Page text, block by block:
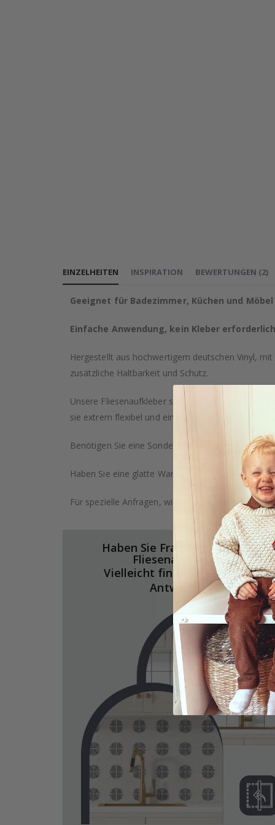
EINZELHEITEN
Geeignet für Badezimmer, Küchen und Möbel
Einfache Anwendung, kein Kleber erforderlich
Hergestellt aus hochwertigem deutschen Vinyl,
zusätzliche Haltbarkeit und Schutz.
Unsere Fliesenaufkleber sind nicht nur
sie extrem flexibel und einfach anzubringen.
Benötigen Sie eine Sondergröße? Klicken Sie auf
Haben Sie eine glatte Wand? Schauen Sie sich
Für spezielle Anfragen, wie größere Bestellungen
INSPIRATION BEWERTUNGEN (2)
Haben Sie Fragen zu unseren
Fliesenaufkleber?
Vielleicht finden Sie hier die
Antworten.